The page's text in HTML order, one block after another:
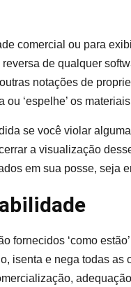
comercial ou para
de qualquer
notações de
‘espelhe’ os
se você violar
a visualização
em sua posse, seja
fornecidos ‘como
isenta e nega todas